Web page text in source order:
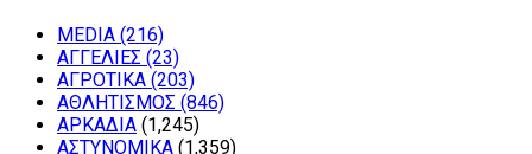
MEDIA (216)
ΑΓΓΕΛΙΕΣ (23)
ΑΓΡΟΤΙΚΑ (203)
ΑΘΛΗΤΙΣΜΟΣ (846)
ΑΡΚΑΔΙΑ (1,245)
ΑΣΤΥΝΟΜΙΚΑ (1,359)